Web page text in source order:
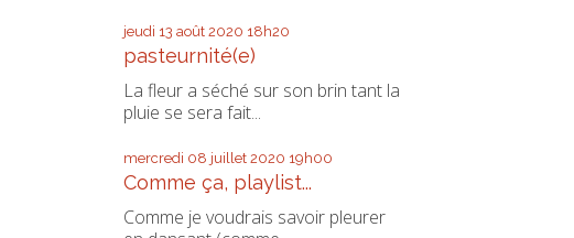
jeudi 13 août 2020 18h20
pasteurnité(e)
La fleur a séché sur son brin tant la
pluie se sera fait...
mercredi 08 juillet 2020 19h00
Comme ça, playlist...
Comme je voudrais savoir pleurer